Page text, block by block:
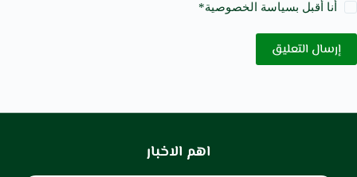
أنا أقبل بسياسة الخصوصية*
إرسال التعليق
اهم الاخبار